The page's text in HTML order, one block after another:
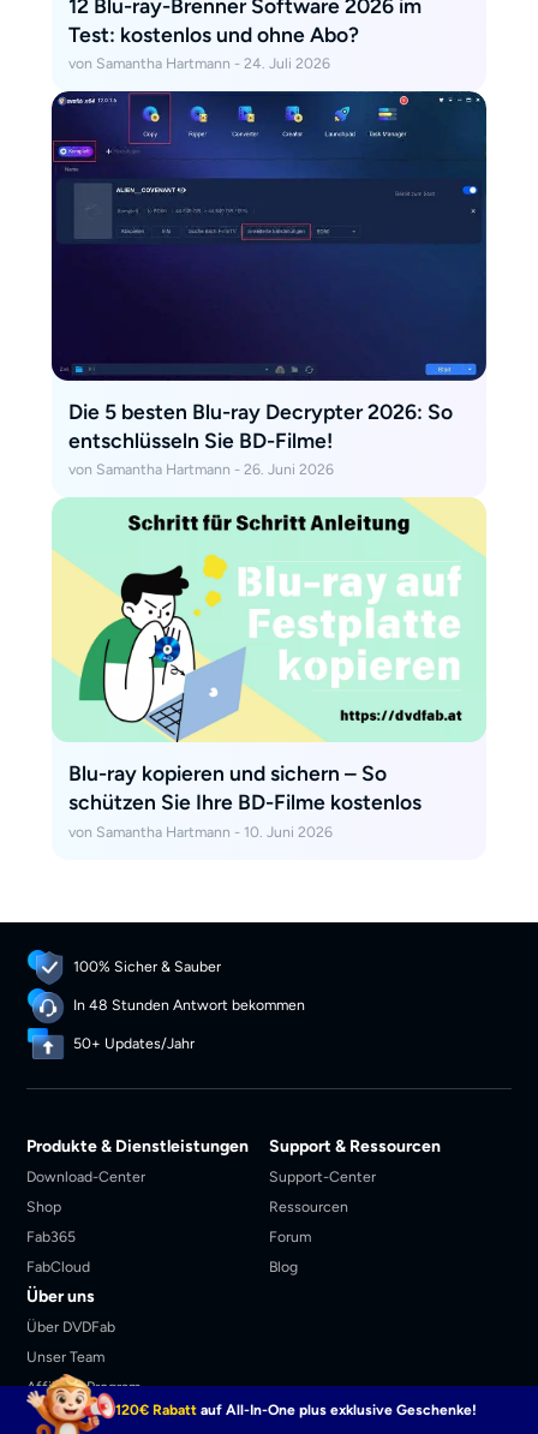
Test: kostenlos und ohne Abo?
von Samantha Hartmann - 24. Juli 2026
Die 5 besten Blu-ray Decrypter 2026: So
entschlüsseln Sie BD-Filme!
von Samantha Hartmann - 26. Juni 2026
Blu-ray kopieren und sichern – So
schützen Sie Ihre BD-Filme kostenlos
von Samantha Hartmann - 10. Juni 2026
100% Sicher & Sauber
In 48 Stunden Antwort bekommen
50+ Updates/Jahr
Produkte & Dienstleistungen
Download-Center
Shop
Fab365
FabCloud
Support & Ressourcen
Support-Center
Ressourcen
Forum
Blog
Über uns
Über DVDFab
Unser Team
Affiliate-Program
120€ Rabatt auf All-In-One plus exklusive Geschenke!